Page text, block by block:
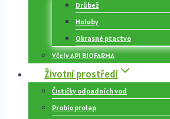
Drůbež
Holuby
Okrasné ptactvo
Včely API BIOFARMA
Životní prostředí
Čističky odpadních vod
Probio prolap